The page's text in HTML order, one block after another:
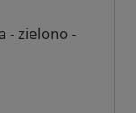
- zielono -